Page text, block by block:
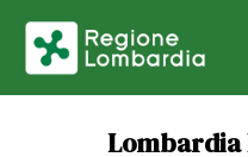
Lombardia